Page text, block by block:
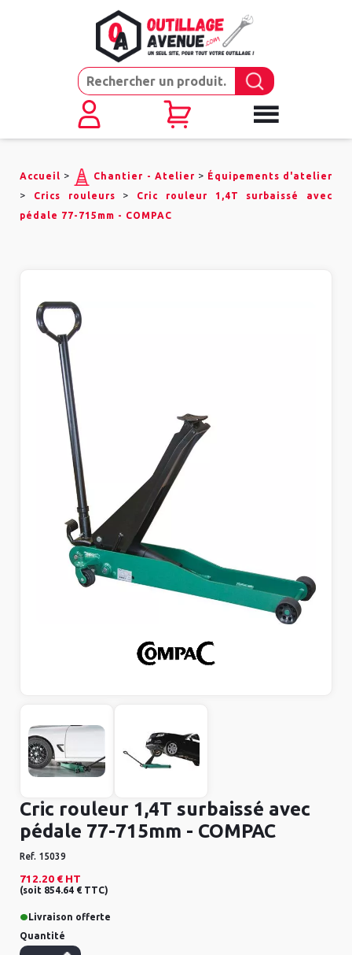
Accueil > Chantier - Atelier > Équipements d'atelier
> Crics rouleurs >
Cric rouleur 1,4T surbaissé avec
pédale 77-715mm - COMPAC
Cric rouleur 1,4T surbaissé avec
pédale 77-715mm - COMPAC
Ref. 15039
712.20 € HT
(soit 854.64 € TTC)
•Livraison offerte
Quantité